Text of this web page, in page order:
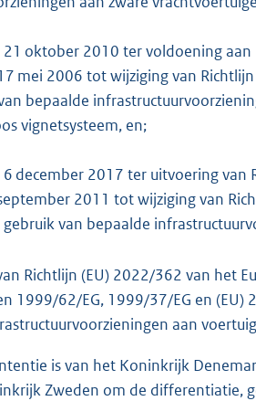
oktober 2010 ter voldoening
mei 2006 tot wijziging van
bepaalde
vignetsysteem, en;
december 2017 ter uitvoering van
2011 tot wijziging van
van bepaalde
Richtlijn (EU) 2022/362 van het
1999/62/EG, 1999/37/EG en
aan
is van het Koninkrijk
Zweden om de differentiatie,